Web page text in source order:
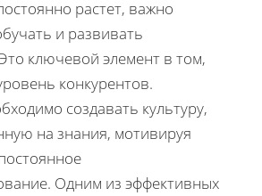
растет, важно
и развивать
ключевой элемент в том,
конкурентов.
создавать культуру,
на знания, мотивируя
Одним из эффективных